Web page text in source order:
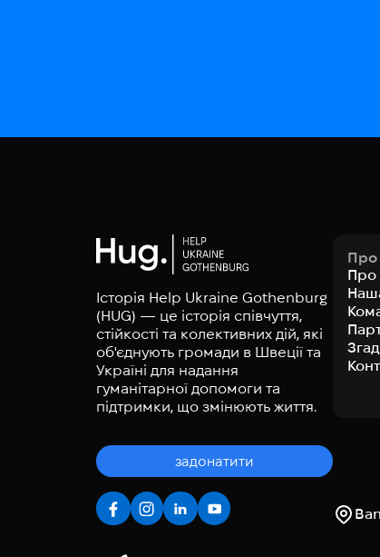
Історія Help Ukraine Gothenburg
(HUG) — це історія співчуття,
стійкості та колективних дій, які
об'єднують громади в Швеції та
Україні для надання
гуманітарної допомоги та
підтримки, що змінюють життя.
задонатити
Про
Про